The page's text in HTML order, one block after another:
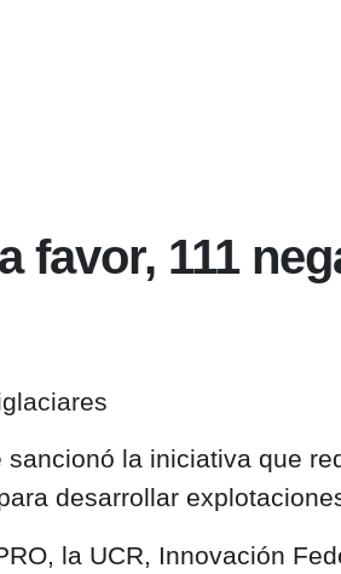
favor, 111
sancionó la iniciativa que
desarrollar
la UCR, Innovación